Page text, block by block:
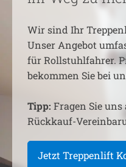
Wir sind Ihr
Unser Angebot
für Rollstuhlfahrer.
bekommen Sie bei
Tipp: Fragen Sie
Rückkauf-
Jetzt Treppenlift